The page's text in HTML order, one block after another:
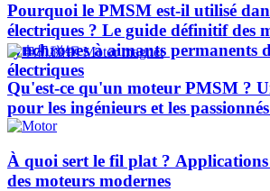
Pourquoi le PMSM est-il utilisé
électriques ? Le guide définitif des
synchrones à aimants permanents
électriques
Qu'est-ce qu'un moteur PMSM ?
pour les ingénieurs et les
À quoi sert le fil plat ? Applications
des moteurs modernes